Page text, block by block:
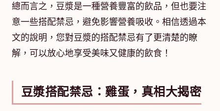
總而言之，豆漿是一種營養豐富的飲品，但也要注
意一些搭配禁忌，避免影響營養吸收。相信透過本
文的說明，您對豆漿的搭配禁忌有了更清楚的瞭
解，可以放心地享受美味又健康的飲食！
豆漿搭配禁忌：雞蛋，真相大揭密